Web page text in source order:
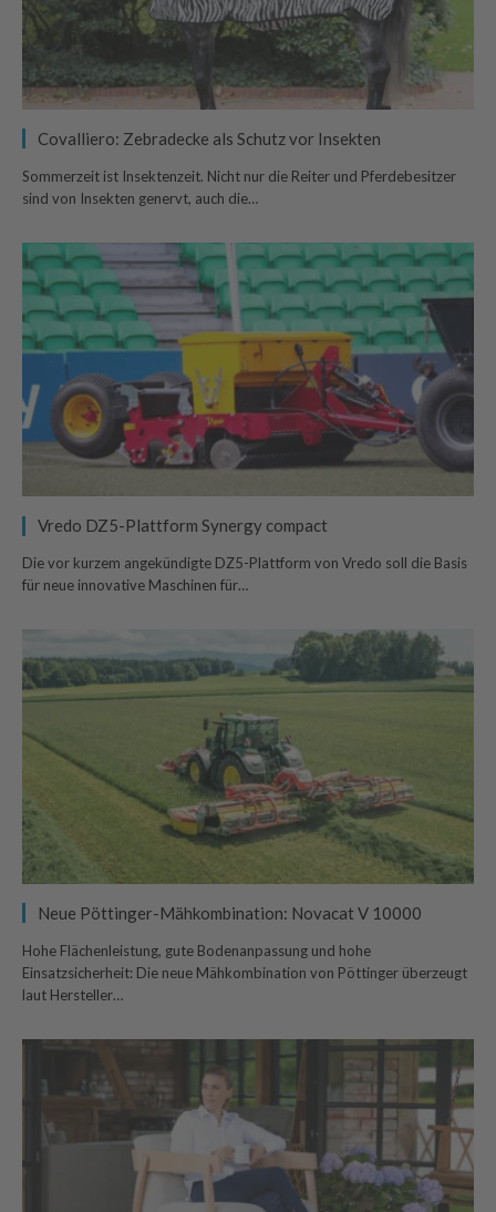
Covalliero: Zebradecke als Schutz vor Insekten
Sommerzeit ist Insektenzeit. Nicht nur die Reiter und Pferdebesitzer
sind von Insekten genervt, auch die…
Vredo DZ5-Plattform Synergy compact
Die vor kurzem angekündigte DZ5-Plattform von Vredo soll die Basis
für neue innovative Maschinen für…
Neue Pöttinger-Mähkombination: Novacat V 10000
Hohe Flächenleistung, gute Bodenanpassung und hohe
Einsatzsicherheit: Die neue Mähkombination von Pöttinger überzeugt
laut Hersteller…